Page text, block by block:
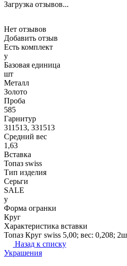
Загрузка отзывов...
Нет отзывов
Добавить отзыв
Есть комплект
y
Базовая единица
шт
Металл
Золото
Проба
585
Гарнитур
311513, 331513
Средний вес
1,63
Вставка
Топаз swiss
Тип изделия
Серьги
SALE
y
Форма огранки
Круг
Характеристика вставки
Топаз Круг swiss 5,00; вес: 0,208;
Назад к списку
Украшения